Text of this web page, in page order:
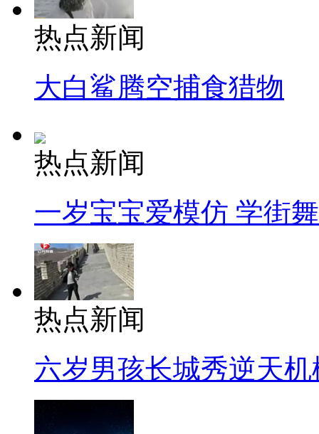
热点新闻
大白鲨腾空捕食猎物
热点新闻
一岁宝宝爱模仿 学街
热点新闻
六岁男孩长城秀逆天机